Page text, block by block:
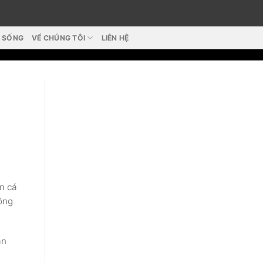
VỂ CHÚNG TÔI LIÊN HỆ
cá